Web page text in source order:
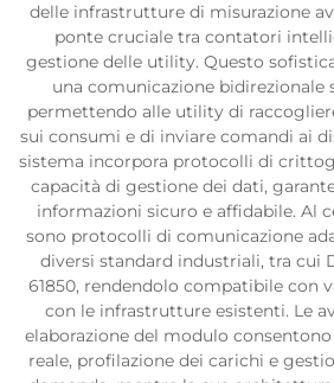
delle infrastrutture di misurazione
ponte cruciale tra contatori
gestione delle utility. Questo
una comunicazione bidirezionale
permettendo alle utility di
sui consumi e di inviare comandi ai
sistema incorpora protocolli di
capacità di gestione dei dati,
informazioni sicuro e affidabile. Al
sono protocolli di comunicazione
diversi standard industriali, tra cui
61850, rendendolo compatibile con
con le infrastrutture esistenti. Le
elaborazione del modulo
reale, profilazione dei carichi e